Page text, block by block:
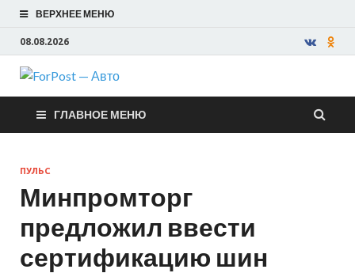
ВЕРХНЕЕ МЕНЮ
08.08.2026
ForPost —
Авто
ГЛАВНОЕ МЕНЮ
ПУЛЬС
Минпромторг
предложил ввести
сертификацию шин